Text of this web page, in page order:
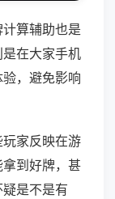
算辅助也是
在大家手机
，避免影响
家反映在游
到好牌，甚
是不是有